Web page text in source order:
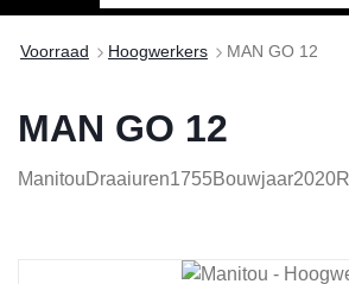
Voorraad Hoogwerkers MAN GO 12
MAN GO 12
ManitouDraaiuren1755Bouwjaar2020
Afbeeldingengalerij overslaan